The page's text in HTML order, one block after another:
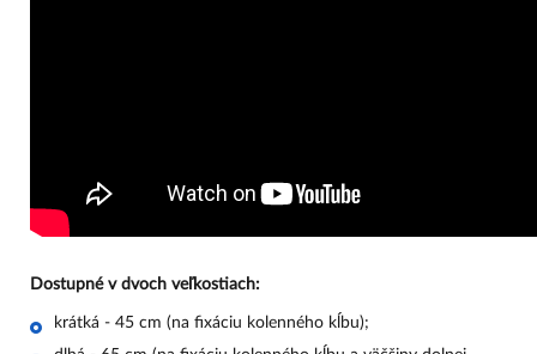
Dostupné v dvoch veľkostiach:
krátká - 45 cm (na fixáciu kolenného kĺbu);